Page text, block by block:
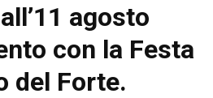
agosto
con la Festa
del Forte.